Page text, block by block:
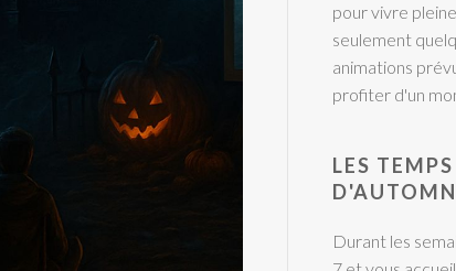
pour vivre
seulement
animations
profiter d'un
LES
Durant les